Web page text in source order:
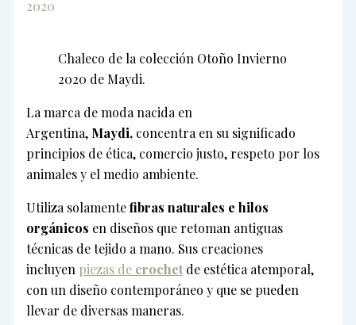
2020
Chaleco de la colección Otoño Invierno
2020 de Maydi.
La marca de moda nacida en
Argentina, Maydi,concentra en su significado
principios de ética, comercio justo, respeto por los
animales y el medio ambiente.
Utiliza solamentefibras naturales e hilos
orgánicos en diseños que retoman antiguas
técnicas de tejido a mano. Sus creaciones
incluyen piezas de crochetde estética atemporal,
con un diseño contemporáneo y que se pueden
llevar de diversas maneras.